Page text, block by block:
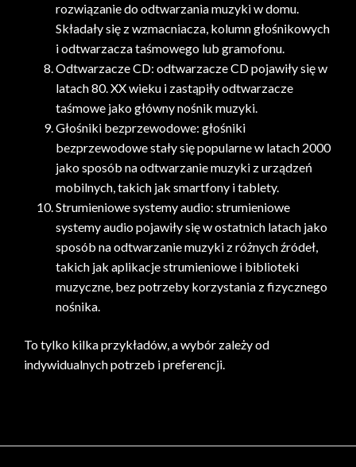
rozwiązanie do odtwarzania muzyki w domu.
Składały się z wzmacniacza, kolumn głośnikowych
i odtwarzacza taśmowego lub gramofonu.
Odtwarzacze CD: odtwarzacze CD pojawiły się w
latach 80. XX wieku i zastąpiły odtwarzacze
taśmowe jako główny nośnik muzyki.
Głośniki bezprzewodowe: głośniki
bezprzewodowe stały się popularne w latach 2000
jako sposób na odtwarzanie muzyki z urządzeń
mobilnych, takich jak smartfony i tablety.
Strumieniowe systemy audio: strumieniowe
systemy audio pojawiły się w ostatnich latach jako
sposób na odtwarzanie muzyki z różnych źródeł,
takich jak aplikacje strumieniowe i biblioteki
muzyczne, bez potrzeby korzystania z fizycznego
nośnika.
To tylko kilka przykładów, a wybór zależy od
indywidualnych potrzeb i preferencji.